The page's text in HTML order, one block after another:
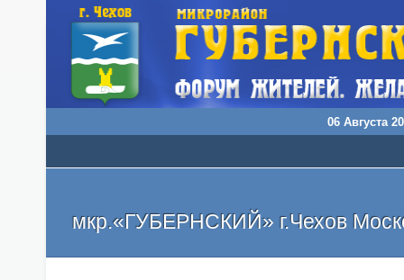
06 Августа
мкр.«ГУБЕРНСКИЙ» г.Чехов